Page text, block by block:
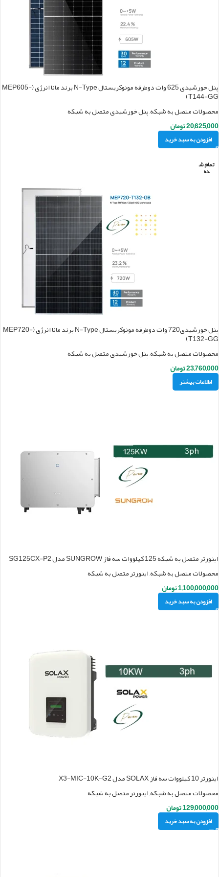
پنل خورشیدی 625 وات دوطرفه مونوکریستال N-Type برند مانا انرژی (MEP605-
T144-GG)
محصولات متصل به شبکه,پنل خورشیدی متصل به شبکه
20,625,000تومان
افزودن به سبد خرید
تمام ش
ده
پنل خورشیدی720 وات دوطرفه مونوکریستال N-Type برند مانا انرژی (MEP720-
T132-GG)
محصولات متصل به شبکه,پنل خورشیدی متصل به شبکه
23,760,000تومان
اطلاعات بیشتر
اینورتر متصل به شبکه 125 کیلووات سه فاز SUNGROW مدل SG125CX-P2
محصولات متصل به شبکه,اینورتر متصل به شبکه
1,100,000,000تومان
افزودن به سبد خرید
اینورتر 10 کیلووات سه فاز SOLAX مدل X3-MIC-10K-G2
محصولات متصل به شبکه,اینورتر متصل به شبکه
129,000,000تومان
افزودن به سبد خرید